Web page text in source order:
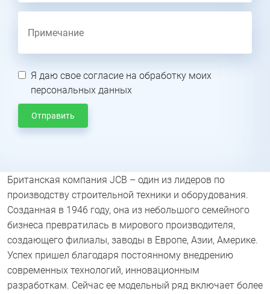
Я даю свое согласие на обработку моих
персональных данных
Отправить
Британская компания JCB – один из лидеров по
производству строительной техники и оборудования.
Созданная в 1946 году, она из небольшого семейного
бизнеса превратилась в мирового производителя,
создающего филиалы, заводы в Европе, Азии, Америке.
Успех пришел благодаря постоянному внедрению
современных технологий, инновационным
разработкам. Сейчас ее модельный ряд включает более